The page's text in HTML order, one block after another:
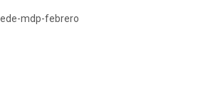
mdp-febrero